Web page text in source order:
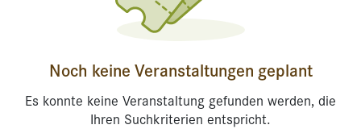
Noch keine Veranstaltungen geplant
Es konnte keine Veranstaltung gefunden werden, die
Ihren Suchkriterien entspricht.